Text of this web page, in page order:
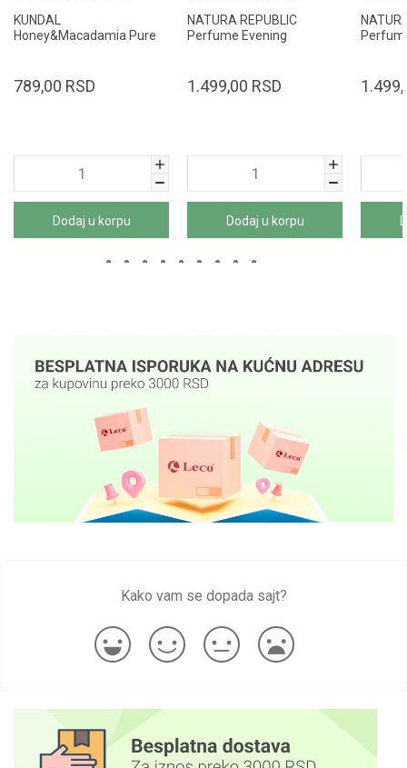
KUNDAL
Honey&Macadamia Pure
789,00 RSD
Dodaj u korpu
NATURA REPUBLIC
Perfume Evening
1.499,00 RSD
Dodaj u korpu
Kako vam se dopada sajt?